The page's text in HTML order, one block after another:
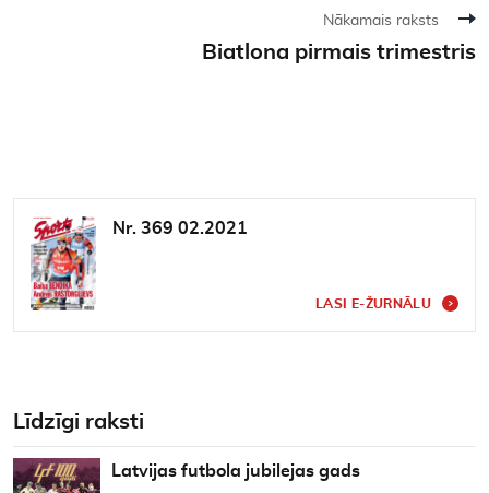
Nākamais raksts
Biatlona pirmais trimestris
Nr. 369 02.2021
LASI E-ŽURNĀLU
Līdzīgi raksti
Latvijas futbola jubilejas gads